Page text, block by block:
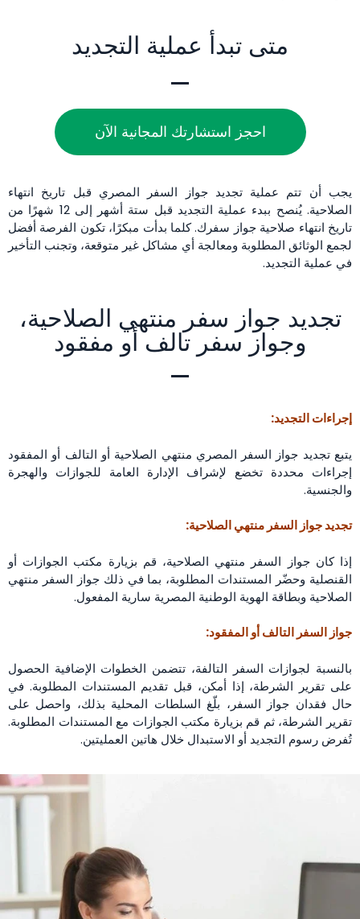
متى تبدأ عملية التجديد
احجز استشارتك المجانية الآن
يجب أن تتم عملية تجديد جواز السفر المصري قبل تاريخ انتهاء
الصلاحية. يُنصح ببدء عملية التجديد قبل ستة أشهر إلى 12 شهرًا من
تاريخ انتهاء صلاحية جواز سفرك. كلما بدأت مبكرًا، تكون الفرصة أفضل
لجمع الوثائق المطلوبة ومعالجة أي مشاكل غير متوقعة، وتجنب التأخير
في عملية التجديد.
تجديد جواز سفر منتهي الصلاحية،
وجواز سفر تالف أو مفقود
إجراءات التجديد:
يتبع تجديد جواز السفر المصري منتهي الصلاحية أو التالف أو المفقود
إجراءات محددة تخضع لإشراف الإدارة العامة للجوازات والهجرة
والجنسية.
تجديد جواز السفر منتهي الصلاحية:
إذا كان جواز السفر منتهي الصلاحية، قم بزيارة مكتب الجوازات أو
القنصلية وحضّر المستندات المطلوبة، بما في ذلك جواز السفر منتهي
الصلاحية وبطاقة الهوية الوطنية المصرية سارية المفعول.
جواز السفر التالف أو المفقود:
بالنسبة لجوازات السفر التالفة، تتضمن الخطوات الإضافية الحصول
على تقرير الشرطة، إذا أمكن، قبل تقديم المستندات المطلوبة. في
حال فقدان جواز السفر، بلّغ السلطات المحلية بذلك، واحصل على
تقرير الشرطة، ثم قم بزيارة مكتب الجوازات مع المستندات المطلوبة.
تُفرض رسوم التجديد أو الاستبدال خلال هاتين العمليتين.